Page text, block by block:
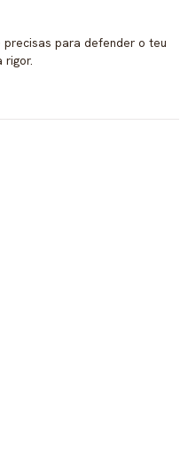
para defender o teu
rigor.